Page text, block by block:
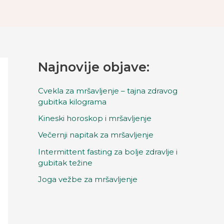
Najnovije objave:
Cvekla za mršavljenje – tajna zdravog
gubitka kilograma
Kineski horoskop i mršavljenje
Večernji napitak za mršavljenje
Intermittent fasting za bolje zdravlje i
gubitak težine
Joga vežbe za mršavljenje